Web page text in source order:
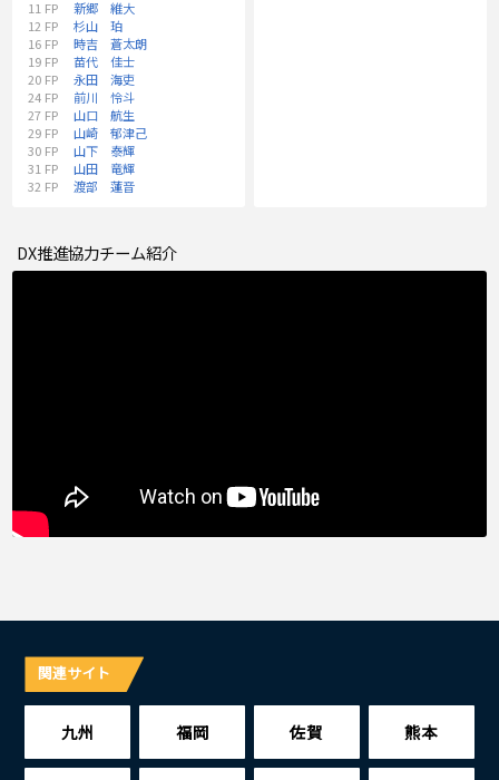
11 FP
新郷 維大
12 FP
杉山 珀
16 FP
時吉 蒼太朗
19 FP
苗代 佳士
20 FP
永田 海吏
24 FP
前川 怜斗
27 FP
山口 航生
29 FP
山崎 郁津己
30 FP
山下 泰輝
31 FP
山田 竜輝
32 FP 渡部 蓮音
DX推進協力チーム紹介
関連サイト
九州 福岡 佐賀 熊本